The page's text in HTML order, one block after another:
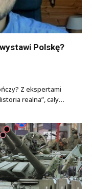
Polskę?
Z ekspertami
realna”, cały…